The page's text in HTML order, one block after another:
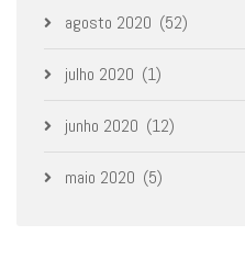
agosto 2020 (52)
julho 2020 (1)
junho 2020 (12)
maio 2020 (5)